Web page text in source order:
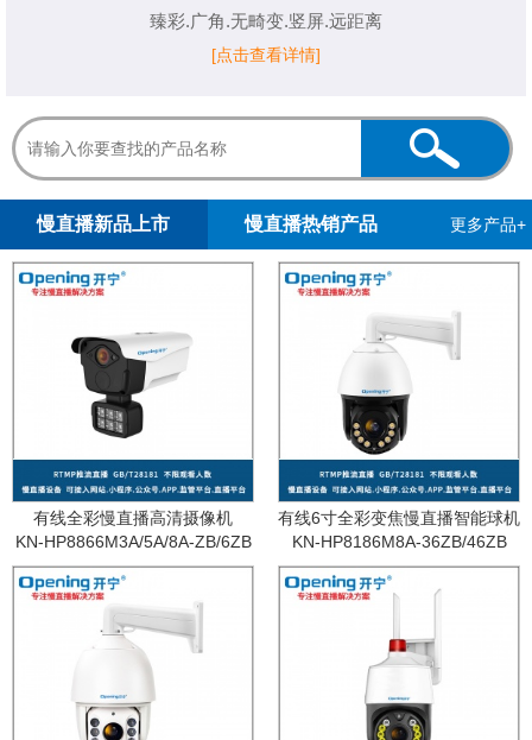
臻彩.广角.无畸变.竖屏.远距离
[点击查看详情]
慢直播新品上市 慢直播热销产品 更多产品+
有线全彩慢直播高清摄像机
KN-HP8866M3A/5A/8A-ZB/6ZB
有线6寸全彩变焦慢直播智能球机
KN-HP8186M8A-36ZB/46ZB